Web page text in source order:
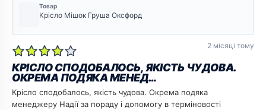
Товар
Крісло Мішок Груша Оксфорд
2 місяці тому
КРІСЛО СПОДОБАЛОСЬ, ЯКІСТЬ ЧУДОВА.
ОКРЕМА ПОДЯКА МЕНЕД…
Крісло сподобалось, якість чудова. Окрема подяка
менеджеру Надії за пораду і допомогу в терміновості